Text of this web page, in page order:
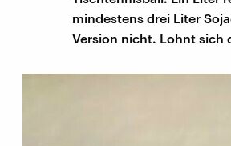
mindestens drei Liter
Version nicht. Lohnt sich